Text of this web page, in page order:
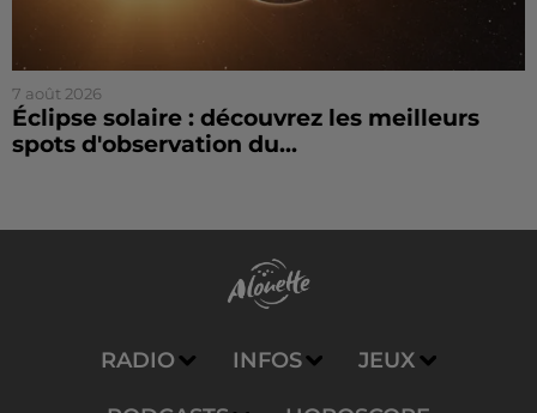
7 août 2026
Éclipse solaire : découvrez les meilleurs
spots d'observation du...
RADIO INFOS JEUX